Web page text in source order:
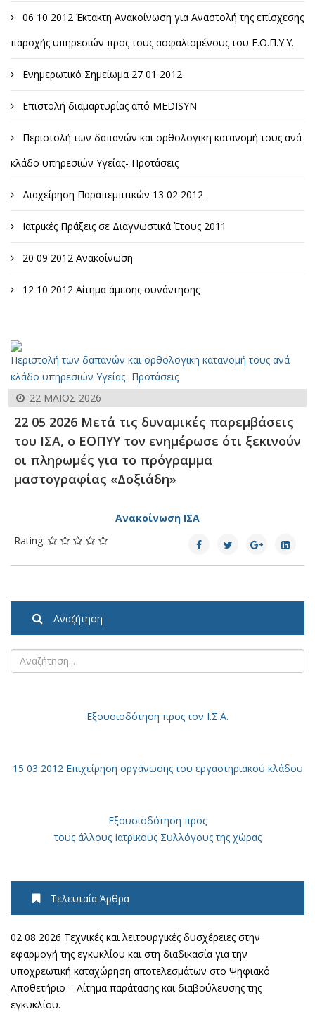
06 10 2012 Έκτακτη Ανακοίνωση για Αναστολή της επίσχεσης
παροχής υπηρεσιών προς τους ασφαλισμένους του Ε.Ο.Π.Υ.Υ.
Ενημερωτικό Σημείωμα 27 01 2012
Επιστολή διαμαρτυρίας από MEDISYN
Περιστολή των δαπανών και ορθολογικη κατανομή τους ανά
κλάδο υπηρεσιών Υγείας- Προτάσεις
Διαχείρηση Παραπεμπτικών 13 02 2012
Ιατρικές Πράξεις σε Διαγνωστικά Έτους 2011
20 09 2012 Ανακοίνωση
12 10 2012 Αίτημα άμεσης συνάντησης
Περιστολή των δαπανών και ορθολογικη κατανομή τους ανά
κλάδο υπηρεσιών Υγείας- Προτάσεις
22 ΜΑΪΟΣ 2026
22 05 2026 Μετά τις δυναμικές παρεμβάσεις
του ΙΣΑ, ο ΕΟΠΥΥ τον ενημέρωσε ότι ξεκινούν
οι πληρωμές για το πρόγραμμα
μαστογραφίας «Δοξιάδη»
Ανακοίνωση ΙΣΑ
Rating:
Αναζήτηση
Εξουσιοδότηση προς τον Ι.Σ.Α.
15 03 2012 Επιχείρηση οργάνωσης του εργαστηριακού κλάδου
Εξουσιοδότηση προς
τους άλλους Ιατρικούς Συλλόγους της χώρας
Τελευταία Άρθρα
02 08 2026 Τεχνικές και λειτουργικές δυσχέρειες στην
εφαρμογή της εγκυκλίου και στη διαδικασία για την
υποχρεωτική καταχώρηση αποτελεσμάτων στο Ψηφιακό
Αποθετήριο – Αίτημα παράτασης και διαβούλευσης της
εγκυκλίου.